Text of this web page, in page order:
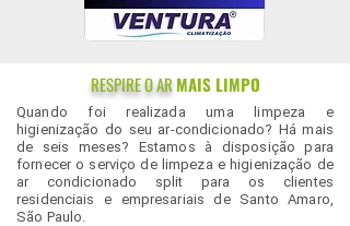
RESPIRE O ARMAIS LIMPO
Quando foi realizada uma limpeza e
higienização do seu ar-condicionado? Há mais
de seis meses? Estamos à disposição para
fornecer o serviço de limpeza e higienização de
ar condicionado split para os clientes
residenciais e empresariais de Santo Amaro,
São Paulo.